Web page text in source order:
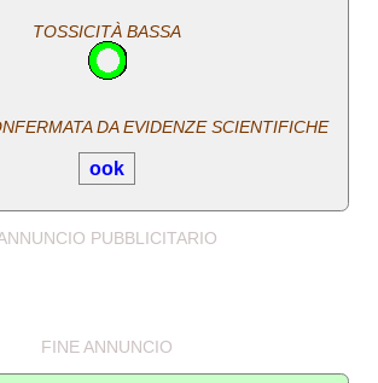
TOSSICITÀ BASSA
DA EVIDENZE SCIENTIFICHE
ook
PUBBLICITARIO
FINE ANNUNCIO